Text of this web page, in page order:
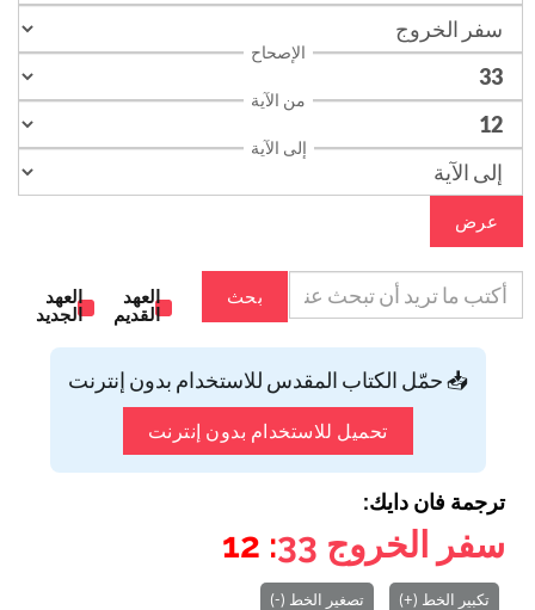
الإصحاح
من الآية
إلى الآية
عرض
بحث
العهد
القديم
العهد
الجديد
📥 حمّل الكتاب المقدس للاستخدام بدون إنترنت
تحميل للاستخدام بدون إنترنت
ترجمة فان دايك:
سفر الخروج 33
: 12
تكبير الخط (+) تصغير الخط (-)